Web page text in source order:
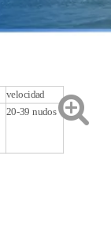
Barco de aluminio de alta calidad con chorro de arena en alta mar
velocidad
20-39 nudos